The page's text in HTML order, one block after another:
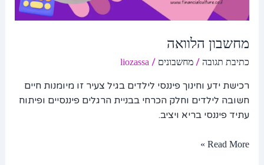
מחשבון הלוואה
כתיבת תגובה / מחשבונים /
liozassa
רכישת ידע וחינוך פיננסי לילדים בגיל צעיר זו מיומנות חיים
חשובה לילדים וחלק הכרחי בבניית הרגלים פיננסיים ופיתוח
עתיד פיננסי בריא ויציב.
Read More »